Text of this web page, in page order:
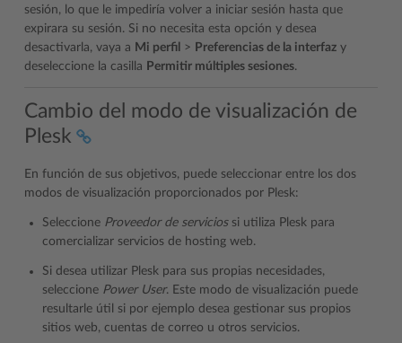
sesión, lo que le impediría volver a iniciar sesión hasta que
expirara su sesión. Si no necesita esta opción y desea
desactivarla, vaya a Mi perfil > Preferencias de la interfaz y
deseleccione la casilla Permitir múltiples sesiones.
Cambio del modo de visualización de
Plesk
En función de sus objetivos, puede seleccionar entre los dos
modos de visualización proporcionados por Plesk:
Seleccione Proveedor de serviciossi utiliza Plesk para
comercializar servicios de hosting web.
Si desea utilizar Plesk para sus propias necesidades,
seleccione Power User. Este modo de visualización puede
resultarle útil si por ejemplo desea gestionar sus propios
sitios web, cuentas de correo u otros servicios.